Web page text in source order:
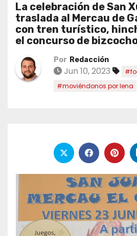
La celebración de San
traslada al Mercau de
con tren turístico,
el concurso de
Por Redacción
Jun 10, 2023
#moviéndonos por lena